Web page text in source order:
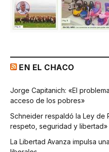
EN EL CHACO
Jorge Capitanich: «El
acceso de los pobres»
Schneider respaldó la Ley de
respeto, seguridad y libertad»
La Libertad Avanza impulsa